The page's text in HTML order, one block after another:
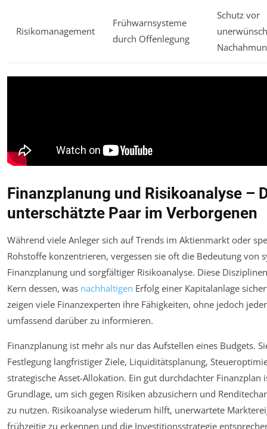
Risikomanagement
Frühwarnsysteme
durch Offenlegung
Schutz vor
Finanzplanung und Risikoanalyse –
unterschätzte Paar im Verborgenen
Während viele Anleger sich auf Trends im Aktienmarkt oder
Rohstoffe konzentrieren, vergessen sie oft die Bedeutung von
Finanzplanung und sorgfältiger Risikoanalyse. Diese
Kern dessen, was nachhaltigen Erfolg einer Kapitalanlage
zeigen viele Finanzexperten ihre Fähigkeiten, ohne jedoch
umfassend darüber zu informieren.
Finanzplanung ist mehr als nur das Aufstellen eines Budgets.
Festlegung langfristiger Ziele, Liquiditätsplanung,
strategische Asset-Allokation. Ein gut durchdachter Finanzplan
Grundlage, um sich gegen Risiken abzusichern und
zu nutzen. Risikoanalyse wiederum hilft, unerwartete
frühzeitig zu erkennen und die Investitionsstrategie